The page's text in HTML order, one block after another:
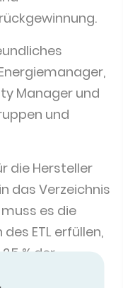
Manager und
und
die Hersteller
das Verzeichnis
es die
ETL erfüllen,
% der
Klasse gelten.